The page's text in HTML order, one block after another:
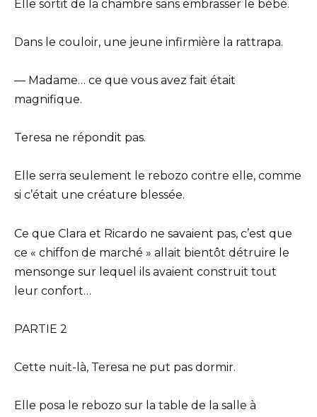
Elle sortit de la chambre sans embrasser le bébé.
Dans le couloir, une jeune infirmière la rattrapa.
— Madame… ce que vous avez fait était
magnifique.
Teresa ne répondit pas.
Elle serra seulement le rebozo contre elle, comme
si c’était une créature blessée.
Ce que Clara et Ricardo ne savaient pas, c’est que
ce « chiffon de marché » allait bientôt détruire le
mensonge sur lequel ils avaient construit tout
leur confort…
PARTIE 2
Cette nuit-là, Teresa ne put pas dormir.
Elle posa le rebozo sur la table de la salle à